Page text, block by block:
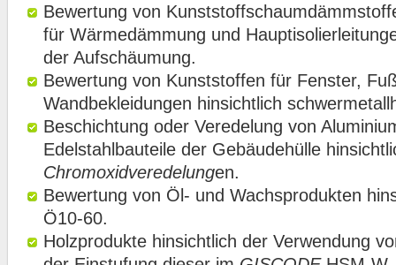
Bewertung von
für Wärmedämmung und
der Aufschäumung.
Bewertung von Kunststoffen für Fenster,
Wandbekleidungen hinsichtlich
Beschichtung oder Veredelung von
Edelstahlbauteile der Gebäudehülle
Chromoxidveredelungen.
Bewertung von Öl- und Wachsprodukten
Ö10-60.
Holzprodukte hinsichtlich der Verwendung